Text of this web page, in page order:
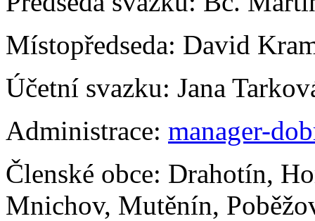
Místopředseda: David
Účetní svazku: Jana
Administrace: manager-
Členské obce: Drahotín,
Mnichov, Mutěnín,